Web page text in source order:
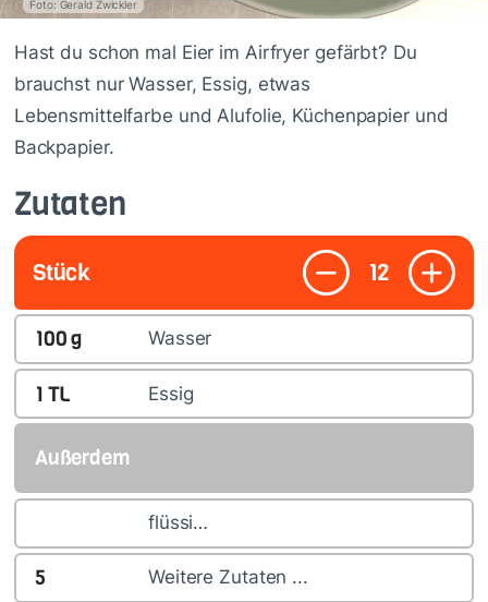
Foto: Gerald Zwickler
Hast du schon mal Eier im Airfryer gefärbt? Du
brauchst nur Wasser, Essig, etwas
Lebensmittelfarbe und Alufolie, Küchenpapier und
Backpapier.
Zutaten
Stück 12
100g Wasser
1 TL Essig
Außerdem
flüssi…
5 Weitere Zutaten ...